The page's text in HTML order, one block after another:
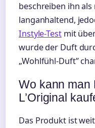
beschreiben ihn
langanhaltend,
Instyle-Testmit
wurde der Duft
„Wohlfühl-Duft”
Wo kann man
L’Original
Das Produkt ist